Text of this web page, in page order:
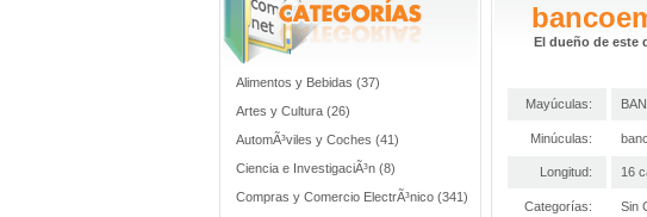
Alimentos y Bebidas (37)
Artes y Cultura (26)
AutomÃ³viles y Coches (41)
Ciencia e InvestigaciÃ³n (8)
Compras y Comercio ElectrÃ³nico (341)
El dueño de este
Mayúculas:
Minúculas:
Longitud: 16
Categorías: Sin